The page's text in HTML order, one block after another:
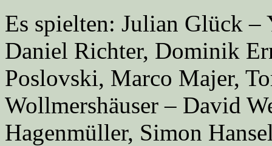
Es spielten: Julian Glück –
Daniel Richter, Dominik
Poslovski, Marco Majer,
Wollmershäuser – David
Hagenmüller, Simon